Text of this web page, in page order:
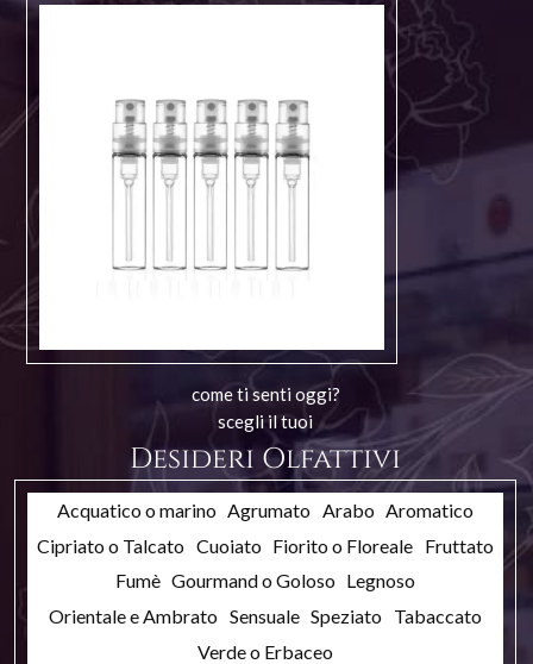
come ti senti oggi?
scegli il tuoi
Desideri Olfattivi
Acquatico o marino Agrumato Arabo Aromatico
Cipriato o Talcato Cuoiato Fiorito o Floreale Fruttato
Fumè Gourmand o Goloso Legnoso
Orientale e Ambrato Sensuale Speziato Tabaccato
Verde o Erbaceo